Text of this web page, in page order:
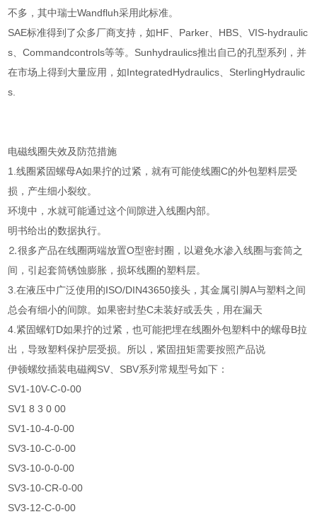
不多，其中瑞士Wandfluh采用此标准。
SAE标准得到了众多厂商支持，如HF、Parker、HBS、VIS-hydraulic
s、Commandcontrols等等。Sunhydraulics推出自己的孔型系列，并
在市场上得到大量应用，如IntegratedHydraulics、SterlingHydraulic
s.
电磁线圈失效及防范措施
1.线圈紧固螺母A如果拧的过紧，就有可能使线圈C的外包塑料层受
损，产生细小裂纹。
环境中，水就可能通过这个间隙进入线圈内部。
明书给出的数据执行。
⒉很多产品在线圈两端放置O型密封圈，以避免水渗入线圈与套筒之
间，引起套筒锈蚀膨胀，损坏线圈的塑料层。
3.在液压中广泛使用的ISO/DIN43650接头，其金属引脚A与塑料之间
总会有细小的间隙。如果密封垫C未装好或丢失，用在漏天
4.紧固螺钉D如果拧的过紧，也可能把埋在线圈外包塑料中的螺母B拉
出，导致塑料保护层受损。所以，紧固扭矩需要按照产品说
伊顿螺纹插装电磁阀SV、SBV系列常规型号如下：
SV1-10V-C-0-00
SV1 8 3 0 00
SV1-10-4-0-00
SV3-10-C-0-00
SV3-10-0-0-00
SV3-10-CR-0-00
SV3-12-C-0-00